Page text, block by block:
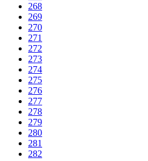
268
269
270
271
272
273
274
275
276
277
278
279
280
281
282